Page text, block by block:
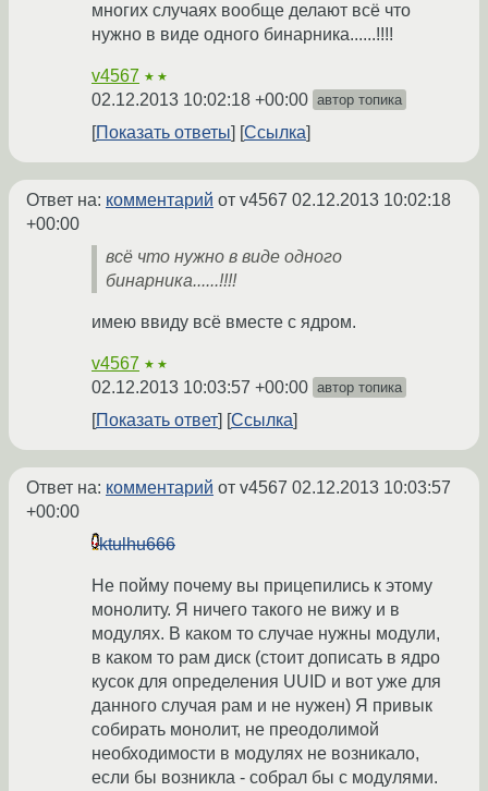
многих случаях вообще делают всё что
нужно в виде одного бинарника......!!!!
v4567 ★★
02.12.2013 10:02:18 +00:00 автор топика
Показать ответы Ссылка
Ответ на: комментарий от v4567 02.12.2013 10:02:18
+00:00
всё что нужно в виде одного
бинарника......!!!!
имею ввиду всё вместе с ядром.
v4567 ★★
02.12.2013 10:03:57 +00:00 автор топика
Показать ответ Ссылка
Ответ на: комментарий от v4567 02.12.2013 10:03:57
+00:00
ktulhu666
Не пойму почему вы прицепились к этому
монолиту. Я ничего такого не вижу и в
модулях. В каком то случае нужны модули,
в каком то рам диск (стоит дописать в ядро
кусок для определения UUID и вот уже для
данного случая рам и не нужен) Я привык
собирать монолит, не преодолимой
необходимости в модулях не возникало,
если бы возникла - собрал бы с модулями.